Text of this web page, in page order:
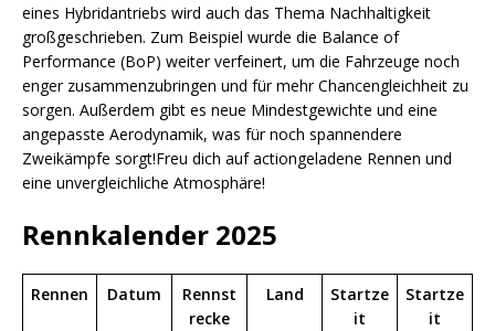
eines Hybridantriebs wird auch das Thema Nachhaltigkeit
großgeschrieben. Zum Beispiel wurde die Balance of
Performance (BoP) weiter verfeinert, um die Fahrzeuge noch
enger zusammenzubringen und für mehr Chancengleichheit zu
sorgen. Außerdem gibt es neue Mindestgewichte und eine
angepasste Aerodynamik, was für noch spannendere
Zweikämpfe sorgt!Freu dich auf actiongeladene Rennen und
eine unvergleichliche Atmosphäre!
Rennkalender 2025
Rennen Datum
Rennst
recke
Land
Startze
it
Startze
it